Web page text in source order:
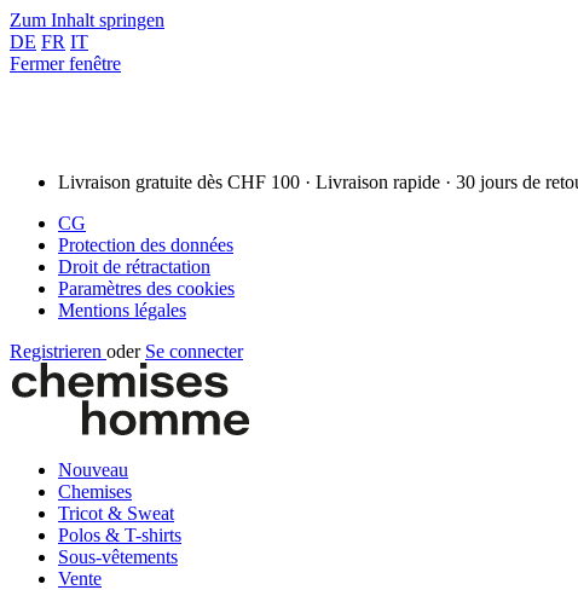
Zum Inhalt springen
DE FR IT
Fermer fenêtre
Livraison gratuite dès CHF 100 · Livraison rapide · 30 jours de
CG
Protection des données
Droit de rétractation
Paramètres des cookies
Mentions légales
Registrieren oder Se connecter
Nouveau
Chemises
Tricot & Sweat
Polos & T-shirts
Sous-vêtements
Vente